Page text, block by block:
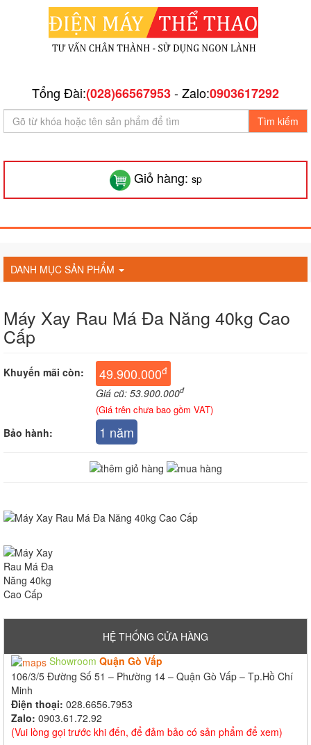
Tổng Đài:(028)66567953- Zalo:0903617292
Tìm kiếm
Giỏ hàng: sp
DANH MỤC SẢN PHẨM
Máy Xay Rau Má Đa Năng 40kg Cao
Cấp
Khuyến mãi còn: 49.900.000đ
Giá cũ: 53.900.000đ
(Giá trên chưa bao gồm VAT)
Bảo hành: 1 năm
HỆ THỐNG CỬA HÀNG
Showroom Quận Gò Vấp
106/3/5 Đường Số 51 – Phường 14 – Quận Gò Vấp – Tp.Hồ Chí
Minh
Điện thoại: 028.6656.7953
Zalo: 0903.61.72.92
(Vui lòng gọi trước khi đến, để đảm bảo có sản phẩm để xem)